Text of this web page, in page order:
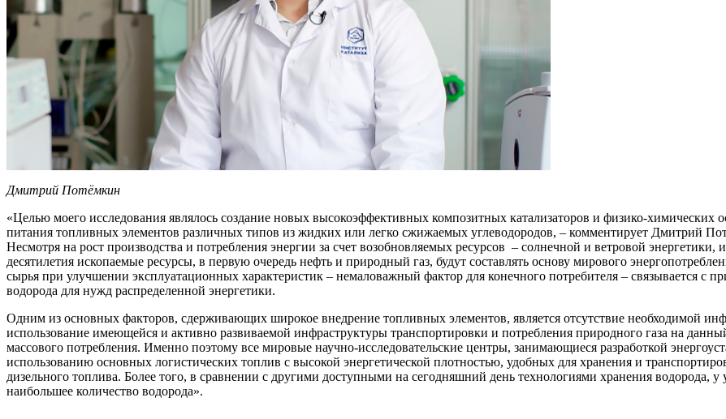
Дмитрий Потёмкин
«Целью моего исследования являлось создание новых высокоэффективных композитных катализаторов и физико-химических
питания топливных элементов различных типов из жидких или легко сжижаемых углеводородов, – комментирует Дмитрий
Несмотря на рост производства и потребления энергии за счет возобновляемых ресурсов – солнечной и ветровой
десятилетия ископаемые ресурсы, в первую очередь нефть и природный газ, будут составлять основу мирового
сырья при улучшении эксплуатационных характеристик – немаловажный фактор для конечного потребителя – связывается с
водорода для нужд распределенной энергетики.
Одним из основных факторов, сдерживающих широкое внедрение топливных элементов, является отсутствие необходимой
использование имеющейся и активно развиваемой инфраструктуры транспортировки и потребления природного газа на
массового потребления. Именно поэтому все мировые научно-исследовательские центры, занимающиеся разработкой
использованию основных логистических топлив с высокой энергетической плотностью, удобных для хранения и
дизельного топлива. Более того, в сравнении с другими доступными на сегодняшний день технологиями хранения водорода,
наибольшее количество водорода».